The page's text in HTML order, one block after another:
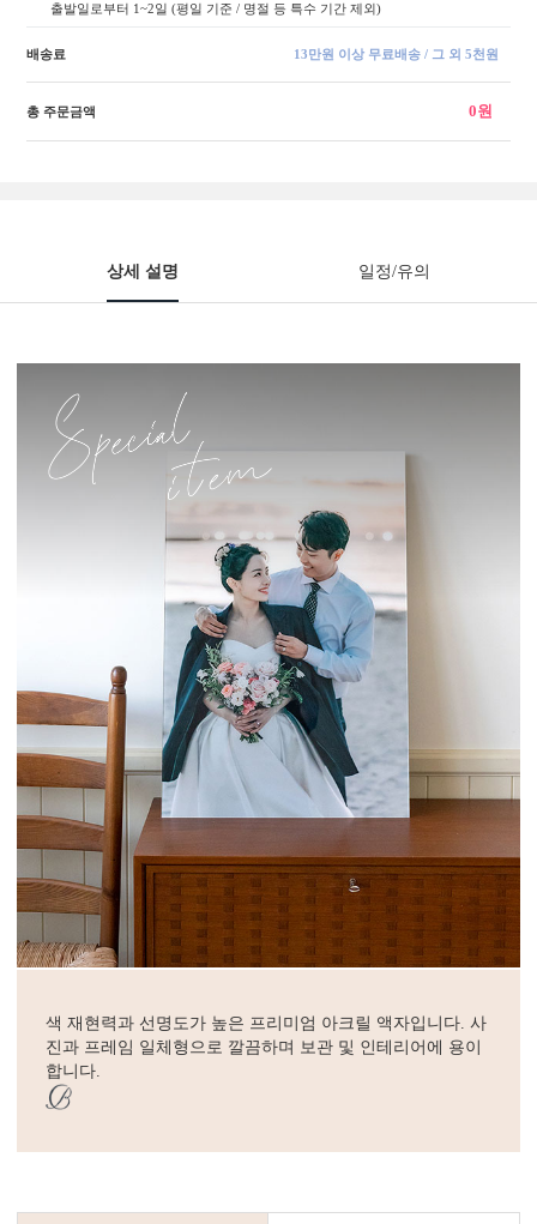
출발일로부터 1~2일 (평일 기준 / 명절 등 특수 기간 제외)
배송료 13만원 이상 무료배송 / 그 외 5천원
총 주문금액 0원
상세 설명 일정/유의
색 재현력과 선명도가 높은 프리미엄 아크릴 액자입니다. 사
진과 프레임 일체형으로 깔끔하며 보관 및 인테리어에 용이
합니다.